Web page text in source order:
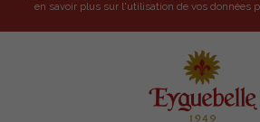
en savoir plus sur l'utilisation de vos données